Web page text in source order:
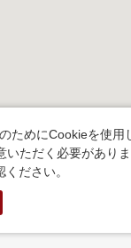
ためにCookieを使用
ただく必要がありま
ください。